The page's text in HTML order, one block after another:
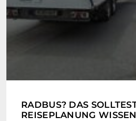
RADBUS? DAS
REISEPLANUNG WISSEN